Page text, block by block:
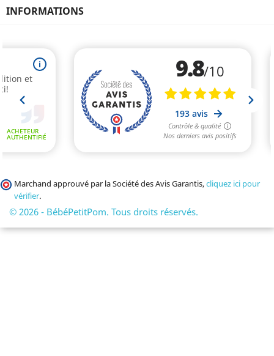
INFORMATIONS
Marchand approuvé par la Société des Avis Garantis,cliquez ici pour
vérifier.
© 2026 - BébéPetitPom. Tous droits réservés.